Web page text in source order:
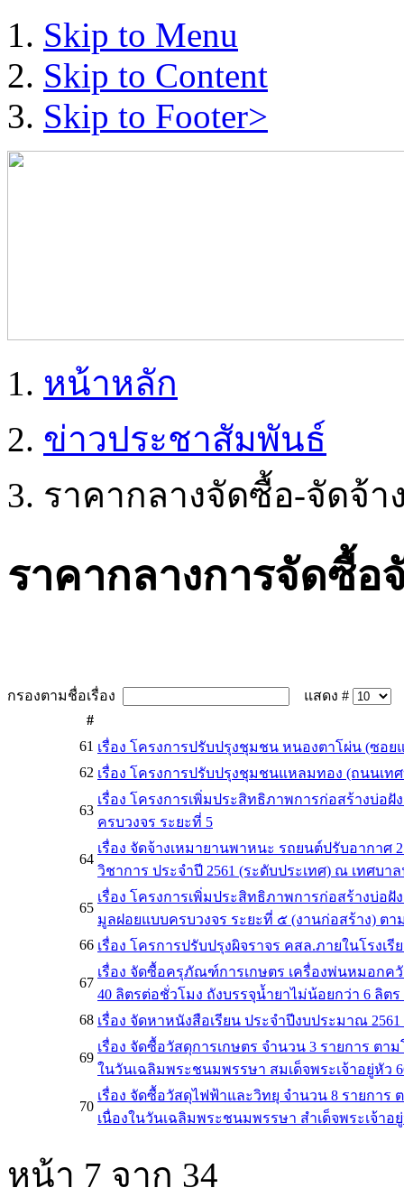
Skip to Menu
Skip to Content
Skip to Footer>
หน้าหลัก
ข่าวประชาสัมพันธ์
ราคากลางจัดซื้อ-จัดจ้า
ราคากลางการจัดซื้อ
กรองตามชื่อเรื่อง
แสดง #
#
61 เรื่อง โครงการปรับปรุงชุมชน หนองตาโผ่น (ซอย
62 เรื่อง โครงการปรับปรุงชุมชนแหลมทอง (ถนนเท
63
เรื่อง โครงการเพิ่มประสิทธิภาพการก่อสร้างบ่
ครบวงจร ระยะที่ 5
64
เรื่อง จัดจ้างเหมายานพาหนะ รถยนต์ปรับอากา
วิชาการ ประจำปี 2561 (ระดับประเทศ) ณ เทศบา
65
เรื่อง โครงการเพิ่มประสิทธิภาพการก่อสร้างบ่
มูลฝอยแบบครบวงจร ระยะที่ ๕ (งานก่อสร้าง) ต
66 เรื่อง โครการปรับปรุงผิจราจร คสล.ภายในโรง
67
เรื่อง จัดซื้อครุภัณฑ์การเกษตร เครื่องพ่นหมอก
40 ลิตรต่อชั่วโมง ถังบรรจุน้ำยาไม่น้อยกว่า 6 ลิต
68 เรื่อง จัดหาหนังสือเรียน ประจำปีงบประมาณ
69
เรื่อง จัดซื้อวัสดุการเกษตร จำนวน 3 รายการ ต
ในวันเฉลิมพระชนมพรรษา สมเด็จพระเจ้าอยู่หัว
70
เรื่อง จัดซื้อวัสดุไฟฟ้าและวิทยุ จำนวน 8 รายกา
เนื่องในวันเฉลิมพระชนมพรรษา สำเด็จพระเจ้าอ
หน้า 7 จาก 34